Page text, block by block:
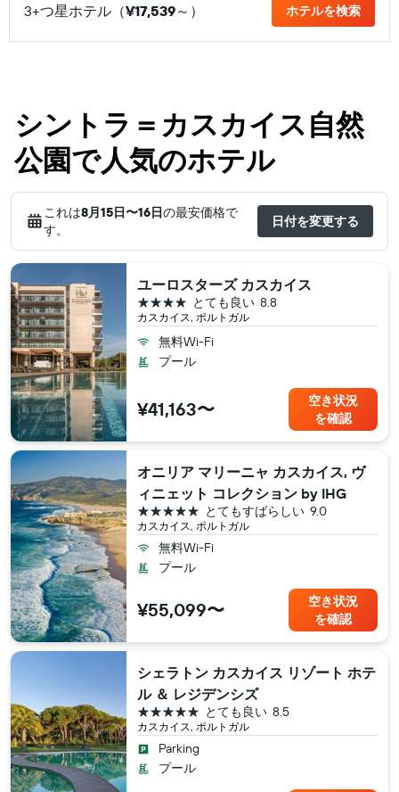
3+つ星ホテル（¥17,539​～） ホテルを検索
シントラ＝カスカイス自然
公園で人気のホテル
これは8月15日​〜16日の最安価格で
す。
日付を変更する
ユーロスターズ カスカイス
カスカイス, ポルトガル
8.8
とても良い
4つ星
無料Wi-Fi
プール
¥41,163〜
空き状況
を確認
オニリア マリーニャ カスカイス, ヴ
ィニェット コレクション by IHG
カスカイス, ポルトガル
9.0
とてもすばらしい
5つ星
無料Wi-Fi
プール
¥55,099〜
空き状況
を確認
シェラトン カスカイス リゾート ホテ
ル ＆ レジデンシズ
カスカイス, ポルトガル
8.5
とても良い
5つ星
Parking
プール